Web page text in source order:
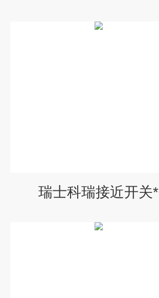
瑞士科瑞接近开关*